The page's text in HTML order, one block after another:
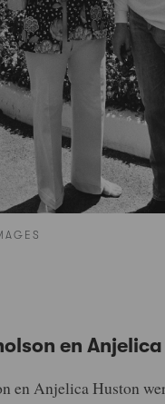
en
en Anjelica Huston